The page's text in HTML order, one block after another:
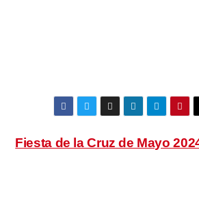
Fiesta de la Cruz de Mayo